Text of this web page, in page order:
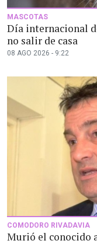
MASCOTAS
Día internacional
no salir de casa
08 AGO 2026 - 9:22
COMODORO RIVADAVIA
Murió el conocido